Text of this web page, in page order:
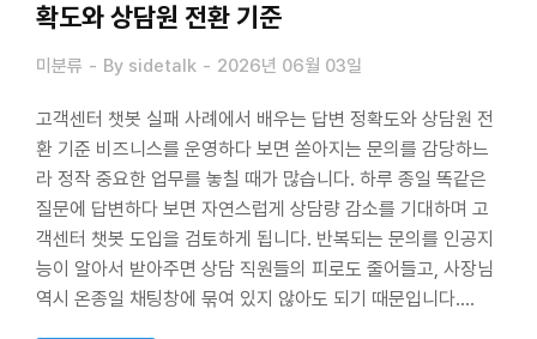
확도와 상담원 전환 기준
미분류 By sidetalk 2026년 06월 03일
고객센터 챗봇 실패 사례에서 배우는 답변 정확도와 상담원 전
환 기준 비즈니스를 운영하다 보면 쏟아지는 문의를 감당하느
라 정작 중요한 업무를 놓칠 때가 많습니다. 하루 종일 똑같은
질문에 답변하다 보면 자연스럽게 상담량 감소를 기대하며 고
객센터 챗봇 도입을 검토하게 됩니다. 반복되는 문의를 인공지
능이 알아서 받아주면 상담 직원들의 피로도 줄어들고, 사장님
역시 온종일 채팅창에 묶여 있지 않아도 되기 때문입니다.…